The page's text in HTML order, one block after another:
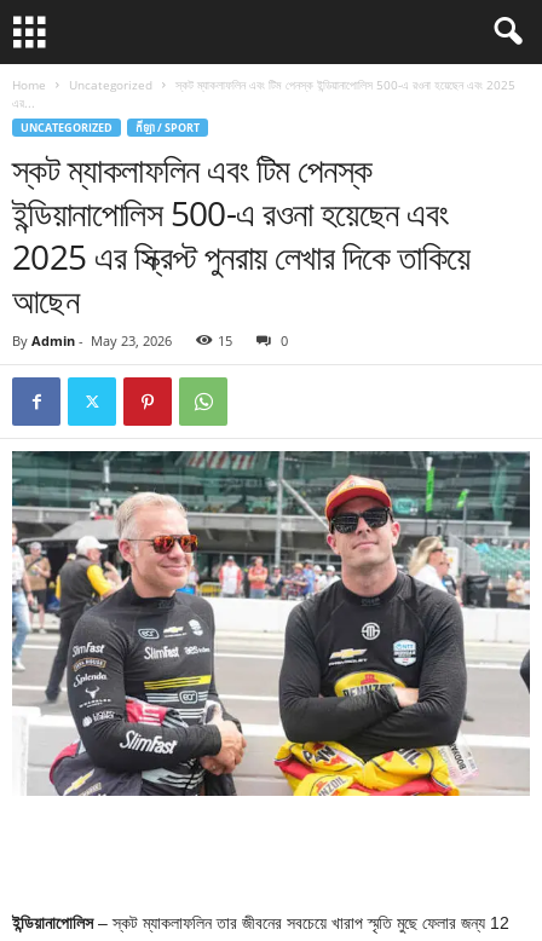
Home Uncategorized
স্কট ম্যাকলাফলিন এবং টিম পেনস্ক ইন্ডিয়ানাপোলিস 500-এ রওনা হয়েছেন এবং 2025
এর...
UNCATEGORIZED កីឡា / SPORT
স্কট ম্যাকলাফলিন এবং টিম পেনস্ক
ইন্ডিয়ানাপোলিস 500-এ রওনা হয়েছেন এবং
2025 এর স্ক্রিপ্ট পুনরায় লেখার দিকে তাকিয়ে
আছেন
By Admin - May 23, 2026 15 0
ইন্ডিয়ানাপোলিস– স্কট ম্যাকলাফলিন তার জীবনের সবচেয়ে খারাপ স্মৃতি মুছে ফেলার জন্য 12